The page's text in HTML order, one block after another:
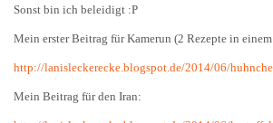
Sonst bin ich beleidigt :P
Mein erster Beitrag für Kamerun (2 Rezepte in
http://lanisleckerecke.blogspot.de/2014/06/
Mein Beitrag für den Iran: